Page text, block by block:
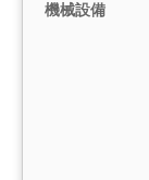
機械設備